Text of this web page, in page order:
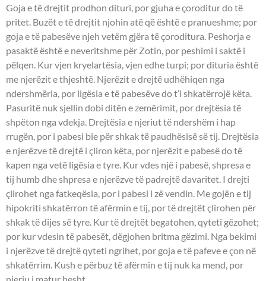
Goja e të drejtit prodhon dituri, por gjuha e çoroditur do të
pritet. Buzët e të drejtit njohin atë që është e pranueshme; por
goja e të pabesëve njeh vetëm gjëra të çoroditura. Peshorja e
pasaktë është e neveritshme për Zotin, por peshimi i saktë i
pëlqen. Kur vjen kryelartësia, vjen edhe turpi; por dituria është
me njerëzit e thjeshtë. Njerëzit e drejtë udhëhiqen nga
ndershmëria, por ligësia e të pabesëve do t’i shkatërrojë këta.
Pasuritë nuk sjellin dobi ditën e zemërimit, por drejtësia të
shpëton nga vdekja. Drejtësia e njeriut të ndershëm i hap
rrugën, por i pabesi bie për shkak të paudhësisë së tij. Drejtësia
e njerëzve të drejtë i çliron këta, por njerëzit e pabesë do të
kapen nga vetë ligësia e tyre. Kur vdes një i pabesë, shpresa e
tij humb dhe shpresa e njerëzve të padrejtë davaritet. I drejti
çlirohet nga fatkeqësia, por i pabesi i zë vendin. Me gojën e tij
hipokriti shkatërron të afërmin e tij, por të drejtët çlirohen për
shkak të dijes së tyre. Kur të drejtët begatohen, qyteti gëzohet;
por kur vdesin të pabesët, dëgjohen britma gëzimi. Nga bekimi
i njerëzve të drejtë qyteti ngrihet, por goja e të pafeve e çon në
shkatërrim. Kush e përbuz të afërmin e tij nuk ka mend, por